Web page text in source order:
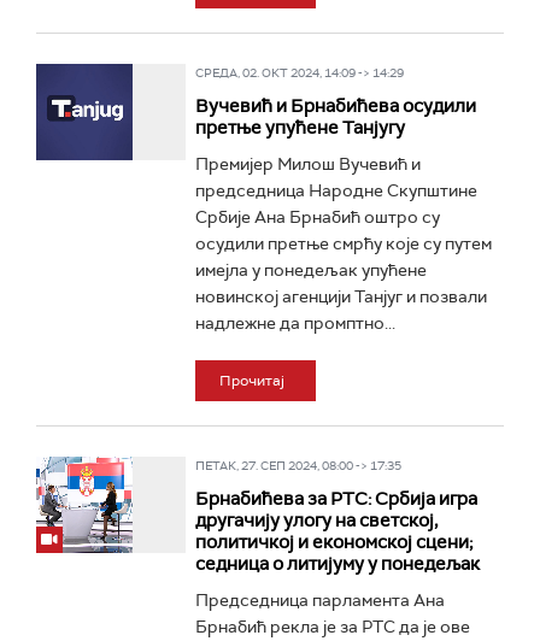
СРЕДА, 02. ОКТ 2024, 14:09 -> 14:29
Вучевић и Брнабићева осудили
претње упућене Танјугу
Премијер Милош Вучевић и
председница Народне Скупштине
Србије Ана Брнабић оштро су
осудили претње смрћу које су путем
имејла у понедељак упућене
новинској агенцији Танјуг и позвали
надлежне да промптно...
Прочитај
ПЕТАК, 27. СЕП 2024, 08:00 -> 17:35
Брнабићева за РТС: Србија игра
другачију улогу на светској,
политичкој и економској сцени;
седница о литијуму у понедељак
Председница парламента Ана
Брнабић рекла је за РТС да је ове